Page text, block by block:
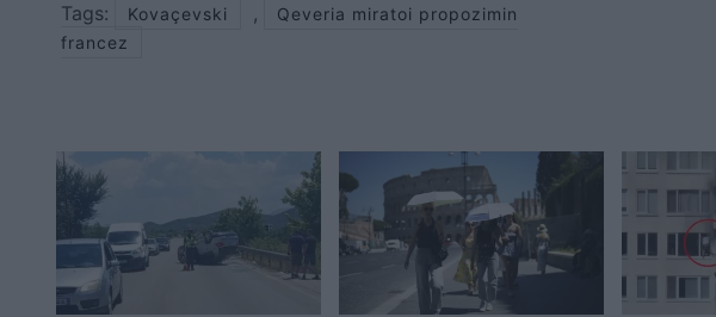
Tags:
Kovaçevski ,
Qeveria miratoi propozimin
francez